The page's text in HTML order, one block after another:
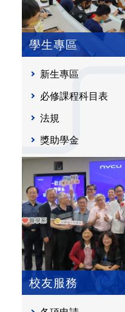
學生專區
新生專區
必修課程科目表
法規
獎助學金
校友服務